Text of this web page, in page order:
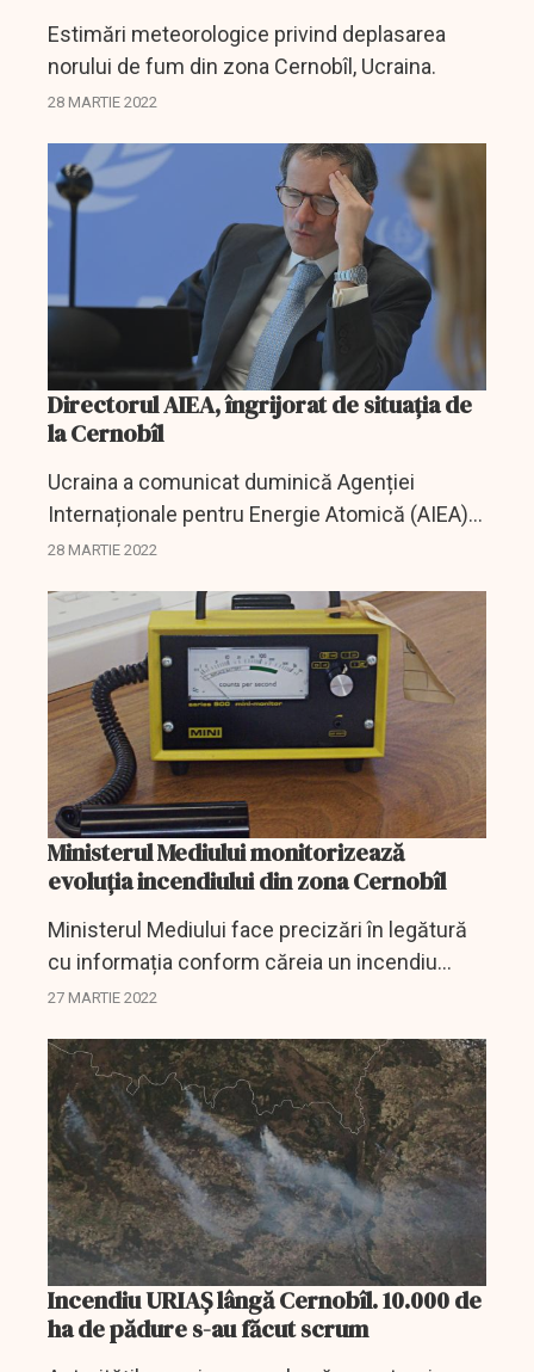
Estimări meteorologice privind deplasarea
norului de fum din zona Cernobîl, Ucraina.
28 MARTIE 2022
Directorul AIEA, îngrijorat de situația de
la Cernobîl
Ucraina a comunicat duminică Agenției
Internaționale pentru Energie Atomică (AIEA)
că încă nu știe când ar putea avea loc
Centrala Nucleară (CNE)...
28 MARTIE 2022
Ministerul Mediului monitorizează
evoluția incendiului din zona Cernobîl
Ministerul Mediului face precizări în legătură
cu informația conform căreia un incendiu
masiv de pădure are loc în zona de excluziune
27 MARTIE 2022
Incendiu URIAȘ lângă Cernobîl. 10.000 de
ha de pădure s-au făcut scrum